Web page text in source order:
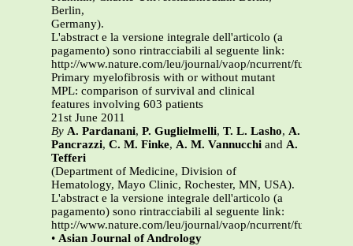
Berlin,
Germany).
L'abstract e la versione integrale dell'articolo (a
pagamento) sono rintracciabili al seguente link:
http://www.nature.com/leu/journal/vaop/ncurrent/full/
Primary myelofibrosis with or without mutant
MPL: comparison of survival and clinical
features involving 603 patients
21st June 2011
By A. Pardanani, P. Guglielmelli, T. L. Lasho, A.
Pancrazzi, C. M. Finke, A. M. Vannucchi and A.
Tefferi
(Department of Medicine, Division of
Hematology, Mayo Clinic, Rochester, MN, USA).
L'abstract e la versione integrale dell'articolo (a
pagamento) sono rintracciabili al seguente link:
http://www.nature.com/leu/journal/vaop/ncurrent/full/
• Asian Journal of Andrology